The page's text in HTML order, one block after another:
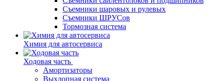
Съемники шаровых и рулевых
Съемники ШРУСов
Тормозная система
Химия для автосервиса
Ходовая часть
Амортизаторы
Выхлопная система